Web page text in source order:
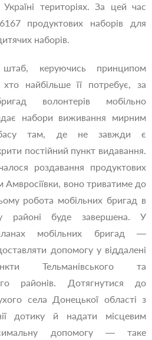
Україні територіях. За цей час
продуктових наборів для
наборів.
штаб, керуючись принципом
найбільше її потребує, за
волонтерів мобільно
набори виживання мирним
там, де не завжди є
постійний пункт видавання.
роздавання продуктових
Амвросіївки, воно триватиме до
робота мобільних бригад в
районі буде завершена. У
мобільних бригад —
допомогу у віддалені
Тельманівського та
районів. Дотягнутися до
села Донецької області з
дотику й надати місцевим
допомогу — таке